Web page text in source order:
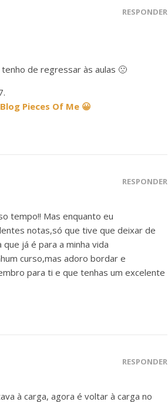
RESPONDER
de regressar às aulas 🙁
Pieces Of Me 😀
RESPONDER
tempo!! Mas enquanto eu
notas,só que tive que deixar de
já é para a minha vida
curso,mas adoro bordar e
para ti e que tenhas um excelente
RESPONDER
à carga, agora é voltar à carga no